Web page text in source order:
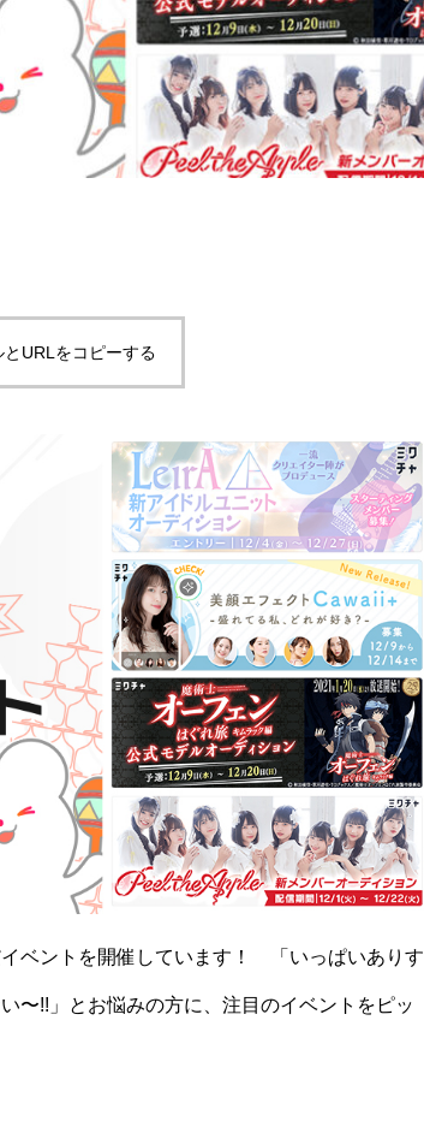
URLをコピーする
ベントを開催しています！ 「いっぱいありす
〜!!」とお悩みの方に、注目のイベントをピッ